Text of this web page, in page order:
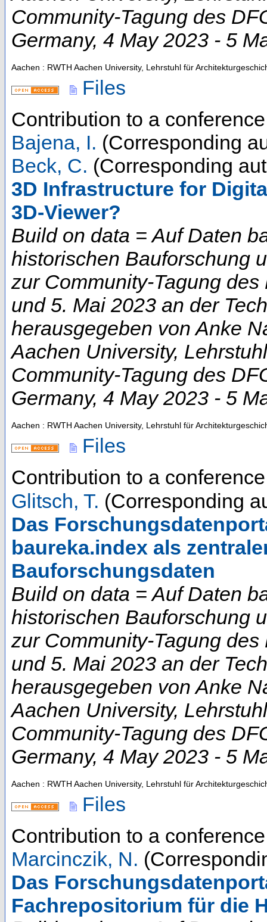
Community-Tagung des
Germany, 4 May 2023 - 5
Aachen : RWTH Aachen University, Lehrstuhl für
Files
Contribution to a
Bajena, I. (Corresponding
Beck, C. (Corresponding
3D Infrastructure for
3D-Viewer?
Build on data = Auf Daten
historischen Bauforschung
zur Community-Tagung
und 5. Mai 2023 an der
herausgegeben von Anke
Aachen University,
Community-Tagung des
Germany, 4 May 2023 - 5
Aachen : RWTH Aachen University, Lehrstuhl für
Files
Contribution to a
Glitsch, T. (Corresponding
Das
baureka.index als
Bauforschungsdaten
Build on data = Auf Daten
historischen Bauforschung
zur Community-Tagung
und 5. Mai 2023 an der
herausgegeben von Anke
Aachen University,
Community-Tagung des
Germany, 4 May 2023 - 5
Aachen : RWTH Aachen University, Lehrstuhl für
Files
Contribution to a
Marcinczik, N.
Das
Fachrepositorium für die